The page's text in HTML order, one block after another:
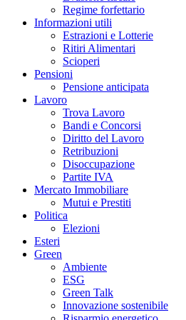
Regime forfettario
Informazioni utili
Estrazioni e Lotterie
Ritiri Alimentari
Scioperi
Pensioni
Pensione anticipata
Lavoro
Trova Lavoro
Bandi e Concorsi
Diritto del Lavoro
Retribuzioni
Disoccupazione
Partite IVA
Mercato Immobiliare
Mutui e Prestiti
Politica
Elezioni
Esteri
Green
Ambiente
ESG
Green Talk
Innovazione sostenibile